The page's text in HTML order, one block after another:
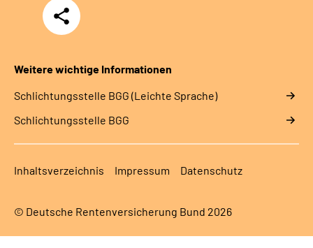
Teilen
Weitere wichtige Informationen
Schlich­tungs­stel­le BGG (Leichte Sprache)
Schlich­tungs­stel­le BGG
Inhaltsverzeichnis Impressum Datenschutz
© Deutsche Rentenversicherung Bund 2026